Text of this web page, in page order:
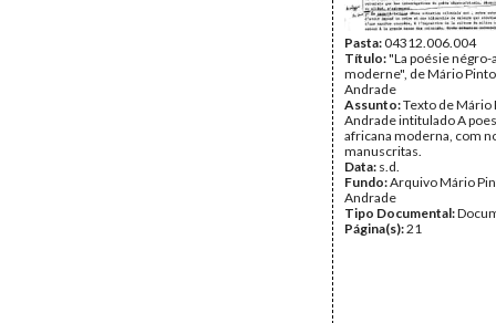
Pasta:04312.006.004
Título:"La poésie
moderne", de Mário
Andrade
Assunto:Texto de Mário
Andrade intitulado A
africana moderna, com
manuscritas.
Data: s.d.
Fundo:Arquivo Mário
Andrade
Tipo Documental:
Página(s):21